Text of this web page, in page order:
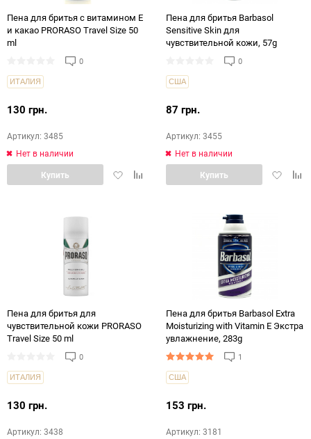
Пена для бритья с витамином Е
и какао PRORASO Travel Size 50
ml
0
ИТАЛИЯ
130 грн.
Артикул: 3485
Нет в наличии
ДобавитьДобавить
Купить
Пена для бритья Barbasol
Sensitive Skin для
чувствительной кожи, 57g
0
США
87 грн.
Артикул: 3455
Нет в наличии
Купить
Пена для бритья для
чувствительной кожи PRORASO
Travel Size 50 ml
0
ИТАЛИЯ
130 грн.
Артикул: 3438
Пена для бритья Barbasol Extra
Moisturizing with Vitamin E Экстра
увлажнение, 283g
1
США
153 грн.
Артикул: 3181